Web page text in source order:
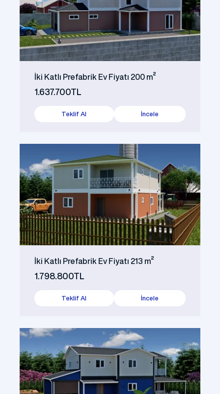
İki Katlı Prefabrik Ev Fiyatı 200 m²
1.637.700TL
Teklif Al İncele
İki Katlı Prefabrik Ev Fiyatı 213 m²
1.798.800TL
Teklif Al İncele